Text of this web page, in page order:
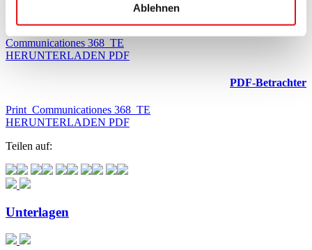
Ablehnen
Communicationes 368_TE
HERUNTERLADEN PDF
PDF-Betrachter
Print_Communicationes 368_TE
HERUNTERLADEN PDF
Teilen auf:
Unterlagen